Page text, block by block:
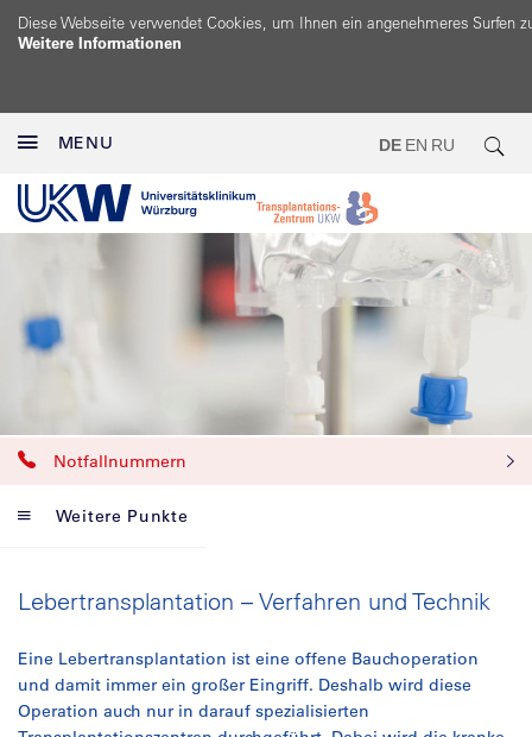
Diese Webseite verwendet Cookies, um Ihnen ein angenehmeres Surfen
Weitere Informationen
MENU DE EN RU
Notfallnummern
Weitere Punkte
Lebertransplantation – Verfahren und Technik
Eine Lebertransplantation ist eine offene Bauchoperation
und damit immer ein großer Eingriff. Deshalb wird diese
Operation auch nur in darauf spezialisierten